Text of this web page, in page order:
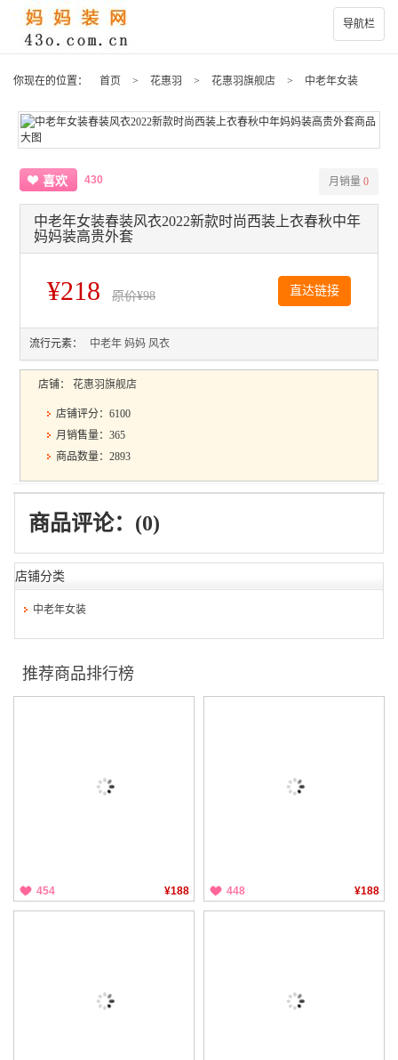
导航栏
你现在的位置： 首页 > 花惠羽 > 花惠羽旗舰店 > 中老年女装
喜欢 430 月销量 0
中老年女装春装风衣2022新款时尚西装上衣春秋中年
妈妈装高贵外套
¥218 原价¥98 直达链接
流行元素： 中老年 妈妈 风衣
店铺： 花惠羽旗舰店
店铺评分：6100
月销售量：365
商品数量：2893
商品评论：(0)
店铺分类
中老年女装
推荐商品排行榜
454 ¥188 448 ¥188